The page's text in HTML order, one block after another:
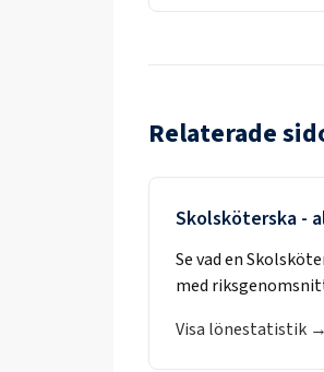
Relaterade
Skolsköterska -
Se vad en
med
Visa lönestatistik →